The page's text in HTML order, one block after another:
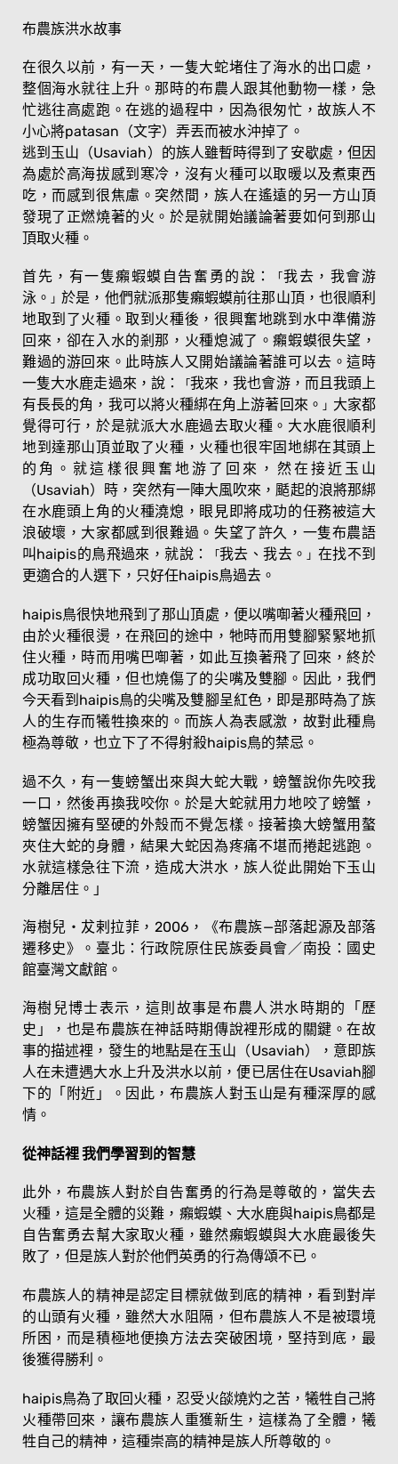
布農族洪水故事
在很久以前，有一天，一隻大蛇堵住了海水的出口處，
整個海水就往上升。那時的布農人跟其他動物一樣，急
忙逃往高處跑。在逃的過程中，因為很匆忙，故族人不
小心將patasan（文字）弄丟而被水沖掉了。
逃到玉山（Usaviah）的族人雖暫時得到了安歇處，但因
為處於高海拔感到寒冷，沒有火種可以取暖以及煮東西
吃，而感到很焦慮。突然間，族人在遙遠的另一方山頂
發現了正燃燒著的火。於是就開始議論著要如何到那山
頂取火種。
首先，有一隻癩蝦蟆自告奮勇的說： 「我去，我會游
泳。 」 於是，他們就派那隻癩蝦蟆前往那山頂，也很順利
地取到了火種。取到火種後，很興奮地跳到水中準備游
回來，卻在入水的剎那，火種熄滅了。癩蝦蟆很失望，
難過的游回來。此時族人又開始議論著誰可以去。這時
一隻大水鹿走過來，說：
「我來，我也會游，而且我頭上
有長長的角，我可以將火種綁在角上游著回來。 」 大家都
覺得可行，於是就派大水鹿過去取火種。大水鹿很順利
地到達那山頂並取了火種，火種也很牢固地綁在其頭上
的角。就這樣很興奮地游了回來，然在接近玉山
（Usaviah）時，突然有一陣大風吹來，颳起的浪將那綁
在水鹿頭上角的火種澆熄，眼見即將成功的任務被這大
浪破壞，大家都感到很難過。失望了許久，一隻布農語
叫haipis的鳥飛過來，就說：
「 我去、我去。 」 在找不到
更適合的人選下，只好任haipis鳥過去。
haipis鳥很快地飛到了那山頂處，便以嘴啣著火種飛回，
由於火種很燙，在飛回的途中，牠時而用雙腳緊緊地抓
住火種，時而用嘴巴啣著，如此互換著飛了回來，終於
成功取回火種，但也燒傷了的尖嘴及雙腳。因此，我們
今天看到haipis鳥的尖嘴及雙腳呈紅色，即是那時為了族
人的生存而犧牲換來的。而族人為表感激，故對此種鳥
極為尊敬，也立下了不得射殺haipis鳥的禁忌。
過不久，有一隻螃蟹出來與大蛇大戰，螃蟹說你先咬我
一口，然後再換我咬你。於是大蛇就用力地咬了螃蟹，
螃蟹因擁有堅硬的外殼而不覺怎樣。接著換大螃蟹用螯
夾住大蛇的身體，結果大蛇因為疼痛不堪而捲起逃跑。
水就這樣急往下流，造成大洪水，族人從此開始下玉山
分離居住。」
海樹兒‧犮剌拉菲，2006，《布農族—部落起源及部落
遷移史》。臺北：行政院原住民族委員會／南投：國史
館臺灣文獻館。
海樹兒博士表示，這則故事是布農人洪水時期的「歷
史」，也是布農族在神話時期傳說裡形成的關鍵。在故
事的描述裡，發生的地點是在玉山（Usaviah），意即族
人在未遭遇大水上升及洪水以前，便已居住在Usaviah腳
下的「附近」。因此，布農族人對玉山是有種深厚的感
情。
從神話裡 我們學習到的智慧
此外，布農族人對於自告奮勇的行為是尊敬的，當失去
火種，這是全體的災難，癩蝦蟆、大水鹿與haipis鳥都是
自告奮勇去幫大家取火種，雖然癩蝦蟆與大水鹿最後失
敗了，但是族人對於他們英勇的行為傳頌不已。
布農族人的精神是認定目標就做到底的精神，看到對岸
的山頭有火種，雖然大水阻隔，但布農族人不是被環境
所困，而是積極地便換方法去突破困境，堅持到底，最
後獲得勝利。
haipis鳥為了取回火種，忍受火燄燒灼之苦，犧牲自己將
火種帶回來，讓布農族人重獲新生，這樣為了全體，犧
牲自己的精神，這種崇高的精神是族人所尊敬的。